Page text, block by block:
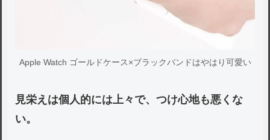
Apple Watch ゴールドケース×ブラックバンドはやはり可愛い
見栄えは個人的には上々で、つけ心地も悪くな
い。